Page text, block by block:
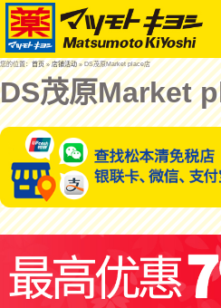
您的位置：首页»店铺活动» DS茂原Market place店
DS茂原Market